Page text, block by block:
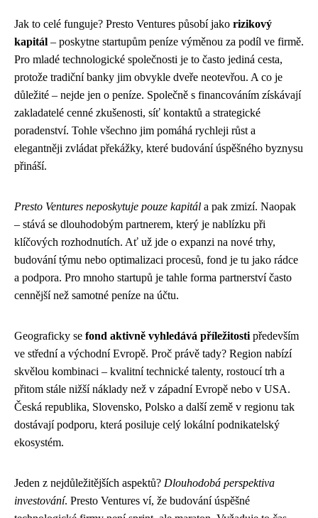
Jak to celé funguje? Presto Ventures působí jako rizikový
kapitál – poskytne startupům peníze výměnou za podíl ve firmě.
Pro mladé technologické společnosti je to často jediná cesta,
protože tradiční banky jim obvykle dveře neotevřou. A co je
důležité – nejde jen o peníze. Společně s financováním získávají
zakladatelé cenné zkušenosti, síť kontaktů a strategické
poradenství. Tohle všechno jim pomáhá rychleji růst a
elegantněji zvládat překážky, které budování úspěšného byznysu
přináší.
Presto Ventures neposkytuje pouze kapitál a pak zmizí. Naopak
– stává se dlouhodobým partnerem, který je nablízku při
klíčových rozhodnutích. Ať už jde o expanzi na nové trhy,
budování týmu nebo optimalizaci procesů, fond je tu jako rádce
a podpora. Pro mnoho startupů je tahle forma partnerství často
cennější než samotné peníze na účtu.
Geograficky se fond aktivně vyhledává příležitosti především
ve střední a východní Evropě. Proč právě tady? Region nabízí
skvělou kombinaci – kvalitní technické talenty, rostoucí trh a
přitom stále nižší náklady než v západní Evropě nebo v USA.
Česká republika, Slovensko, Polsko a další země v regionu tak
dostávají podporu, která posiluje celý lokální podnikatelský
ekosystém.
Jeden z nejdůležitějších aspektů? Dlouhodobá perspektiva
investování. Presto Ventures ví, že budování úspěšné